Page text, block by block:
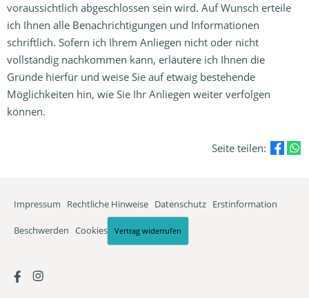
voraussichtlich abgeschlossen sein wird. Auf Wunsch erteile
ich Ihnen alle Benachrichtigungen und Informationen
schriftlich. Sofern ich Ihrem Anliegen nicht oder nicht
vollständig nachkommen kann, erläutere ich Ihnen die
Gründe hierfür und weise Sie auf etwaig bestehende
Möglichkeiten hin, wie Sie Ihr Anliegen weiter verfolgen
können.
Seite teilen:
Impressum Rechtliche Hinweise Datenschutz Erstinformation
Beschwerden Cookies Vertrag widerrufen